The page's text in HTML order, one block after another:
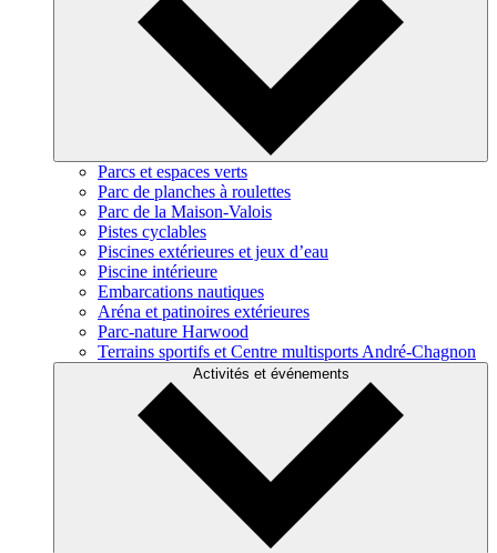
Parcs et espaces verts
Parc de planches à roulettes
Parc de la Maison-Valois
Pistes cyclables
Piscines extérieures et jeux d’eau
Piscine intérieure
Embarcations nautiques
Aréna et patinoires extérieures
Parc-nature Harwood
Terrains sportifs et Centre multisports André-Chagnon
Activités et événements